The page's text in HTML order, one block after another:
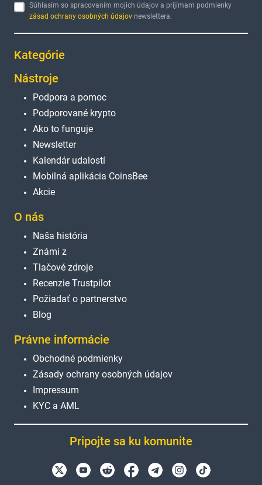
Súhlasím so spracovaním mojich údajov a prijímam podmienky
zásad ochrany osobných údajov newslettera.
Kategórie
Nástroje
Podpora a pomoc
Podporované krypto
Ako to funguje
Newsletter
Kalendár udalostí
Mobilná aplikácia CoinsBee
Akcie
O nás
Naša história
Známi z
Tlačové zdroje
Recenzie Trustpilot
Požiadať o partnerstvo
Blog
Právne informácie
Obchodné podmienky
Zásady ochrany osobných údajov
Impressum
KYC a AML
Pripojte sa ku komunite